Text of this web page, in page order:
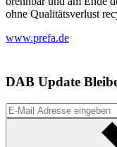
ohne Qualitätsverlust
www.prefa.de
DAB Update